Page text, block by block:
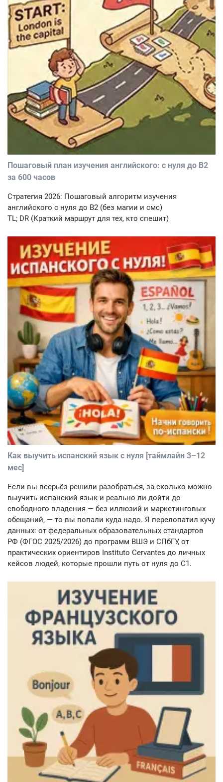
Пошаговый план изучения английского: с нуля до B2
за 600 часов
Стратегия 2026: Пошаговый алгоритм изучения
английского с нуля до B2 (без магии и смс)
TL; DR (Краткий маршрут для тех, кто спешит)
Как выучить испанский язык с нуля [таймлайн 3–12
мес]
Если вы всерьёз решили разобраться, за сколько можно
выучить испанский язык и реально ли дойти до
свободного владения — без иллюзий и маркетинговых
обещаний, — то вы попали куда надо. Я перелопатил кучу
данных: от федеральных образовательных стандартов
РФ (ФГОС 2025/2026) до программ ВШЭ и СПбГУ, от
практических ориентиров Instituto Cervantes до личных
кейсов людей, которые прошли путь от нуля до C1.